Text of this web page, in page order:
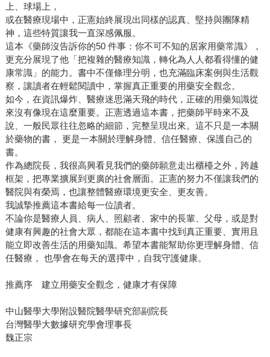
上、球場上，
或在醫療現場中，正憲始終展現出同樣的認真、堅持與團隊精
神，這些特質讓我一直深感佩服。
這本《藥師沒告訴你的50 件事：你不可不知的居家用藥常識》，
更充分展現了他「把複雜的醫療知識，轉化為人人都看得懂的健
康常識」的能力。書中不僅條理分明，也充滿臨床案例與生活觀
察，讓讀者在輕鬆閱讀中，掌握真正重要的用藥安全觀念。
如今，在資訊爆炸、醫療迷思滿天飛的時代，正確的用藥知識從
來沒有像現在這麼重要。正憲透過這本書，把藥師平時來不及
說、一般民眾往往忽略的細節，完整呈現出來。這不只是一本關
於藥物的書， 更是一本關於理解身體、信任醫療、保護自己的
書。
作為總院長，我很高興看見我們的藥師願意走出櫃檯之外，跨越
框架，把專業擴展到更廣的社會層面。正憲的努力不僅讓我們的
醫院與有榮焉，也讓整體醫療環境更安全、更友善。
我誠摯推薦這本書給每一位讀者。
不論你是醫療人員、病人、照顧者、家中的長輩、父母，或是對
健康有興趣的社會大眾，都能在這本書中找到真正重要、實用且
能立即改善生活的用藥知識。希望本書能幫助你更理解身體、信
任醫療， 也學會在每天的選擇中，自我守護健康。
推薦序 建立用藥安全觀念，健康才有保障
中山醫學大學附設醫院醫學研究部副院長
台灣醫學大數據研究學會理事長
魏正宗